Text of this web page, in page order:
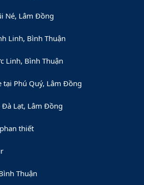
Né, Lâm Đồng
Linh, Bình Thuận
Linh, Bình Thuận
tại Phú Quý, Lâm Đồng
Đà Lạt, Lâm Đồng
thiết
Thuận